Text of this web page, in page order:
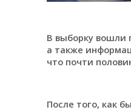
В выборку вошли
а также
что почти
После того, как